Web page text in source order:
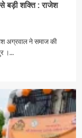
बड़ी शक्ति : राजेश
अग्रवाल ने समाज की
।...